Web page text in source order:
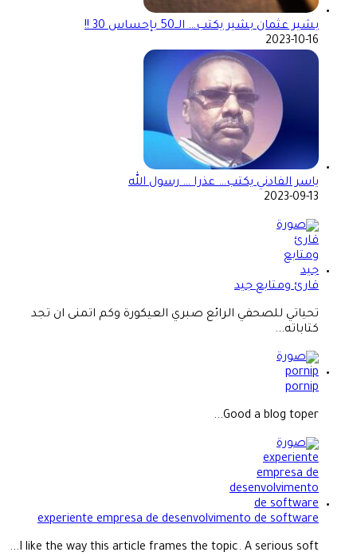
بشير عثمان بشير يكتب… الــ50 بإحساس 30 !!
2023-10-16
ياسر الفادني يكتب… عذرا … رسول الله
2023-09-13
قارئ ومتابع جيد
تحياتي للصحفي الرائع صبري العيكورة وكم اتمنى ان تجد
كتاباته...
pornip
Good a blog toper...
experiente empresa de desenvolvimento de software
I like the way this article frames the topic. A serious soft...